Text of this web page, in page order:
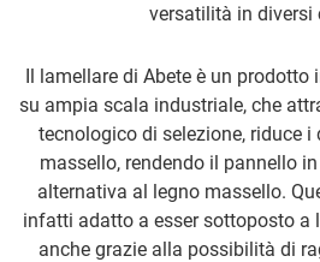
versatilità in diversi
Il lamellare di Abete è un
su ampia scala industriale, che
tecnologico di selezione, riduce
massello, rendendo il pannello
alternativa al legno massello.
infatti adatto a esser sottoposto a
anche grazie alla possibilità di